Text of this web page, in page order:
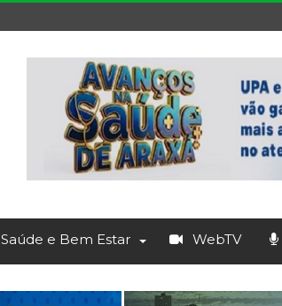
Saúde e Bem Estar WebTV